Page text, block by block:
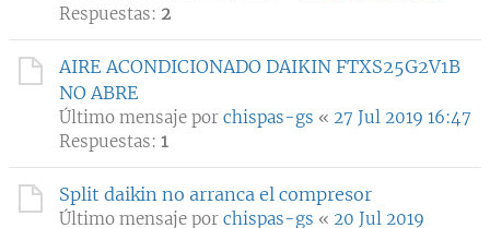
Respuestas: 2
AIRE ACONDICIONADO DAIKIN FTXS25G2V1B
NO ABRE
Último mensaje por chispas-gs « 27 Jul 2019 16:47
Respuestas: 1
Split daikin no arranca el compresor
Último mensaje por chispas-gs « 20 Jul 2019